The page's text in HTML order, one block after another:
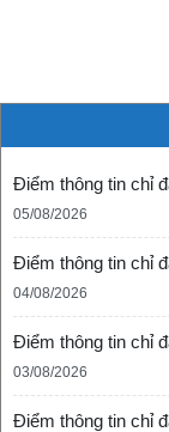
Điểm thông tin chỉ
05/08/2026
Điểm thông tin chỉ
04/08/2026
Điểm thông tin chỉ
03/08/2026
Điểm thông tin chỉ